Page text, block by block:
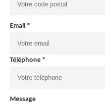
Email *
Téléphone *
Message